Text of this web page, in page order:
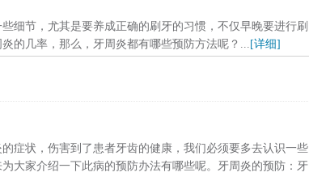
细节，尤其是要养成正确的刷牙的习惯，不仅早晚要进行刷
的几率，那么，牙周炎都有哪些预防方法呢？... [详细]
症状，伤害到了患者牙齿的健康，我们必须要多去认识一些
大家介绍一下此病的预防办法有哪些呢。牙周炎的预防：牙